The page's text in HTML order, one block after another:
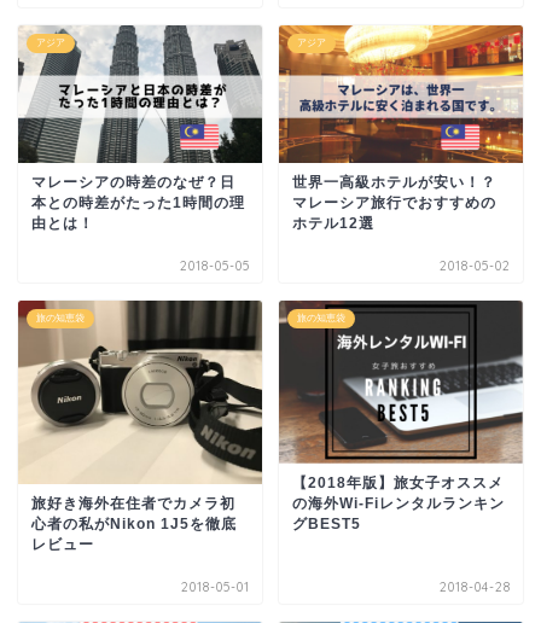
アジア
マレーシアの時差のなぜ？日
本との時差がたった1時間の理
由とは！
2018-05-05
アジア
世界一高級ホテルが安い！？
マレーシア旅行でおすすめの
ホテル12選
2018-05-02
旅の知恵袋
旅好き海外在住者でカメラ初
心者の私がNikon 1J5を徹底
レビュー
2018-05-01
旅の知恵袋
【2018年版】旅女子オススメ
の海外Wi-Fiレンタルランキン
グBEST5
2018-04-28